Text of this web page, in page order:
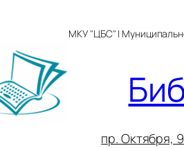
МКУ "ЦБС" |
пр. Октября, 9